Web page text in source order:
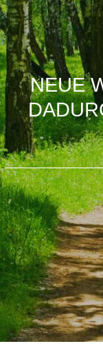
NEUE